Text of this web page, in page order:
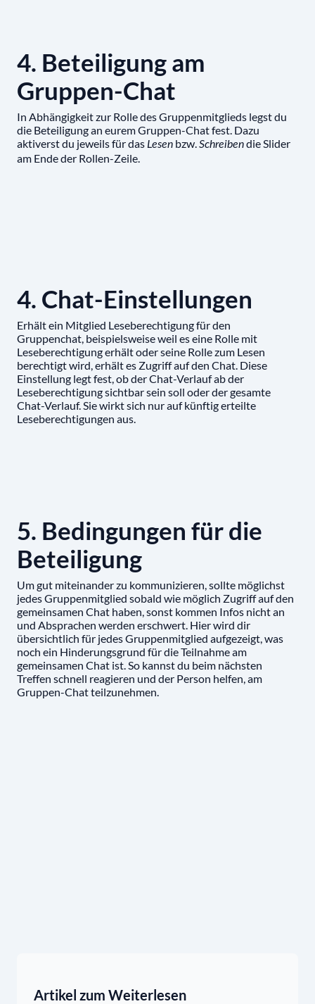
4. Beteiligung am
Gruppen-Chat
In Abhängigkeit zur Rolle des Gruppenmitglieds legst du
die Beteiligung an eurem Gruppen-Chat fest. Dazu
aktiverst du jeweils für das Lesen bzw. Schreibendie Slider
am Ende der Rollen-Zeile.
4. Chat-Einstellungen
Erhält ein Mitglied Leseberechtigung für den
Gruppenchat, beispielsweise weil es eine Rolle mit
Leseberechtigung erhält oder seine Rolle zum Lesen
berechtigt wird, erhält es Zugriff auf den Chat. Diese
Einstellung legt fest, ob der Chat-Verlauf ab der
Leseberechtigung sichtbar sein soll oder der gesamte
Chat-Verlauf. Sie wirkt sich nur auf künftig erteilte
Leseberechtigungen aus.
5. Bedingungen für die
Beteiligung
Um gut miteinander zu kommunizieren, sollte möglichst
jedes Gruppenmitglied sobald wie möglich Zugriff auf den
gemeinsamen Chat haben, sonst kommen Infos nicht an
und Absprachen werden erschwert. Hier wird dir
übersichtlich für jedes Gruppenmitglied aufgezeigt, was
noch ein Hinderungsgrund für die Teilnahme am
gemeinsamen Chat ist. So kannst du beim nächsten
Treffen schnell reagieren und der Person helfen, am
Gruppen-Chat teilzunehmen.
Artikel zum Weiterlesen